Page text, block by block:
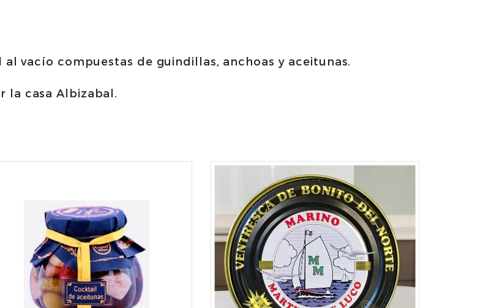
vacío compuestas de guindillas, anchoas y aceitunas.
la casa Albizabal.